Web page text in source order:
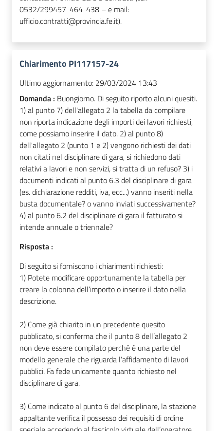
0532/299457-464-438 – e mail:
ufficio.contratti@provincia.fe.it).
Chiarimento PI117157-24
Ultimo aggiornamento: 29/03/2024 13:43
Domanda : Buongiorno. Di seguito riporto alcuni quesiti.
1) al punto 7) dell'allegato 2 la tabella da compilare
non riporta indicazione degli importi dei lavori richiesti,
come possiamo inserire il dato. 2) al punto 8)
dell'allegato 2 (punto 1 e 2) vengono richiesti dei dati
non citati nel disciplinare di gara, si richiedono dati
relativi a lavori e non servizi, si tratta di un refuso? 3) i
documenti indicati al punto 6.3 del disciplinare di gara
(es. dichiarazione redditi, iva, ecc...) vanno inseriti nella
busta documentale? o vanno inviati successivamente?
4) al punto 6.2 del disciplinare di gara il fatturato si
intende annuale o triennale?
Risposta :
Di seguito si forniscono i chiarimenti richiesti:
1) Potete modificare opportunamente la tabella per
creare la colonna dell’importo o inserire il dato nella
descrizione.
2) Come già chiarito in un precedente quesito
pubblicato, si conferma che il punto 8 dell’allegato 2
non deve essere compilato perché è una parte del
modello generale che riguarda l’affidamento di lavori
pubblici. Fa fede unicamente quanto richiesto nel
disciplinare di gara.
3) Come indicato al punto 6 del disciplinare, la stazione
appaltante verifica il possesso dei requisiti di ordine